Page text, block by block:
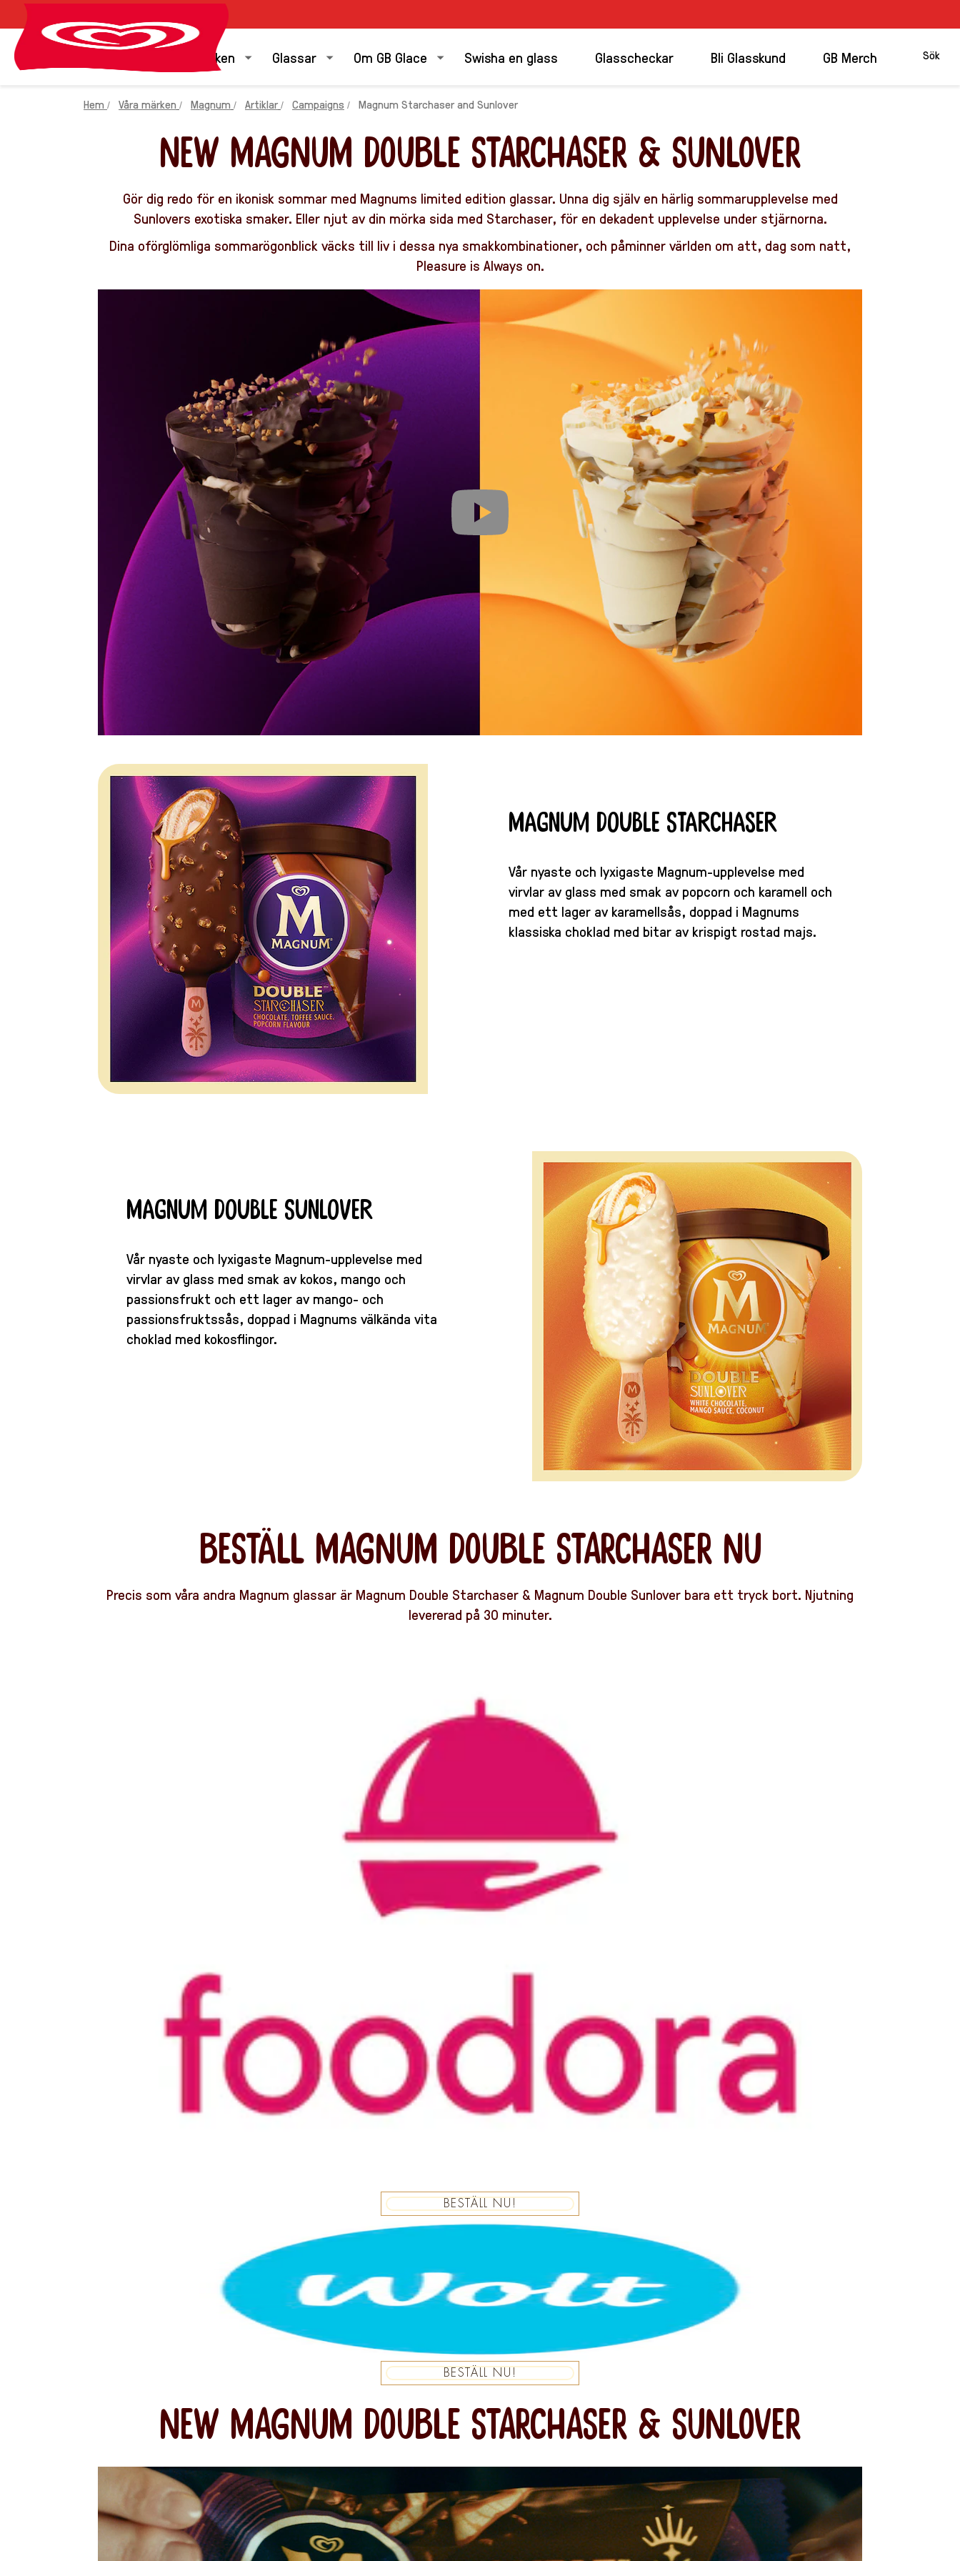
Våra märken Glassar Om GB Glace Swisha en glass Glasscheckar Bli Glasskund GB Merch Sök
sök
Hem Våra märken Magnum Artiklar Campaigns Magnum Starchaser and Sunlover
NEW MAGNUM DOUBLE STARCHASER & SUNLOVER
Gör dig redo för en ikonisk sommar med Magnums limited edition glassar. Unna dig själv en härlig sommarupplevelse med
Sunlovers exotiska smaker. Eller njut av din mörka sida med Starchaser, för en dekadent upplevelse under stjärnorna.
Dina oförglömliga sommarögonblick väcks till liv i dessa nya smakkombinationer, och påminner världen om att, dag som natt,
Pleasure is Always on.
Magnum Double Starchaser
Vår nyaste och lyxigaste Magnum-upplevelse med
virvlar av glass med smak av popcorn och karamell och
med ett lager av karamellsås, doppad i Magnums
klassiska choklad med bitar av krispigt rostad majs.
Magnum Double Sunlover
Vår nyaste och lyxigaste Magnum-upplevelse med
virvlar av glass med smak av kokos, mango och
passionsfrukt och ett lager av mango- och
passionsfruktssås, doppad i Magnums välkända vita
choklad med kokosflingor.
BESTÄLL MAGNUM DOUBLE STARCHASER NU
Precis som våra andra Magnum glassar är Magnum Double Starchaser & Magnum Double Sunlover bara ett tryck bort. Njutning
levererad på 30 minuter.
BESTÄLL NU!
BESTÄLL NU!
NEW MAGNUM DOUBLE STARCHASER & SUNLOVER